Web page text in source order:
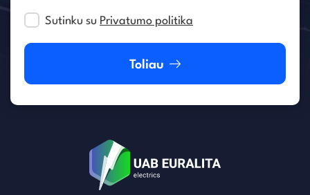
Sutinku su Privatumo politika
Toliau